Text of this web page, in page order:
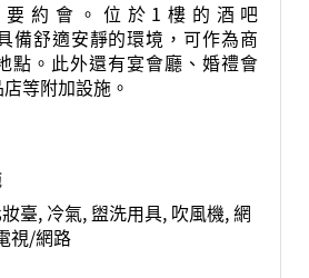
約會。位於1樓的酒吧
具備舒適安靜的環境，可作為商
點。此外還有宴會廳、婚禮會
等附加設施。
臺, 冷氣, 盥洗用具, 吹風機, 網
視/網路